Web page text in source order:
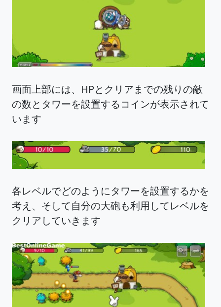
画面上部には、HPとクリアまでの残りの敵
の数とタワーを設置するコインが表示されて
います
各レベルでどのようにタワーを設置するかを
考え、そして自分の大砲も利用してレベルを
クリアしていきます